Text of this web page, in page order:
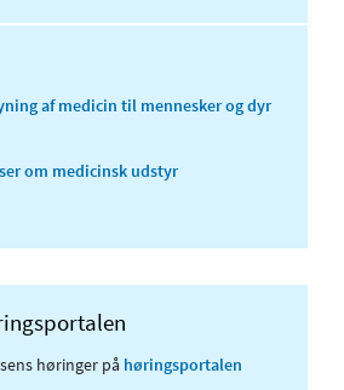
af medicin til mennesker og dyr
om medicinsk udstyr
høringer på høringsportalen